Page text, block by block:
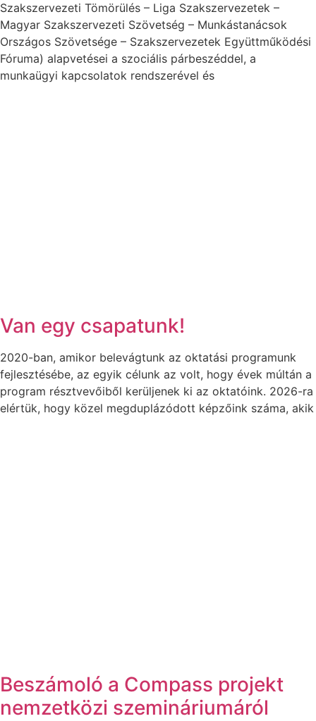
Szakszervezeti Tömörülés – Liga Szakszervezetek –
Magyar Szakszervezeti Szövetség – Munkástanácsok
Országos Szövetsége – Szakszervezetek Együttműködési
Fóruma) alapvetései a szociális párbeszéddel, a
munkaügyi kapcsolatok rendszerével és
Van egy csapatunk!
2020-ban, amikor belevágtunk az oktatási programunk
fejlesztésébe, az egyik célunk az volt, hogy évek múltán a
program résztvevőiből kerüljenek ki az oktatóink. 2026-ra
elértük, hogy közel megduplázódott képzőink száma, akik
Beszámoló a Compass projekt
nemzetközi szemináriumáról